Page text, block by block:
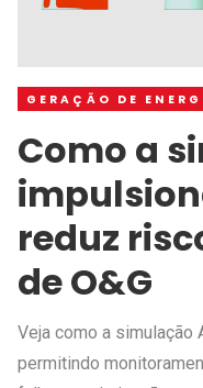
GERAÇÃO DE
Como a
reduz
de O&G
Veja como a simulação
permitindo